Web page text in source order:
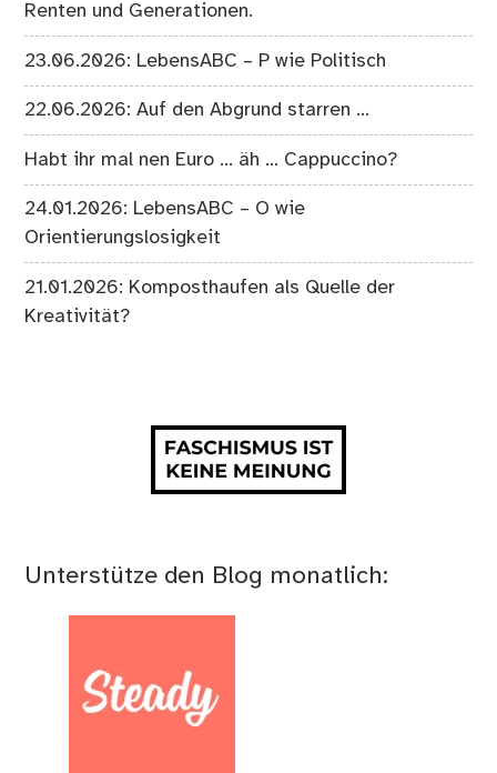
Renten und Generationen.
23.06.2026: LebensABC – P wie Politisch
22.06.2026: Auf den Abgrund starren …
Habt ihr mal nen Euro … äh … Cappuccino?
24.01.2026: LebensABC – O wie
Orientierungslosigkeit
21.01.2026: Komposthaufen als Quelle der
Kreativität?
Unterstütze den Blog monatlich: